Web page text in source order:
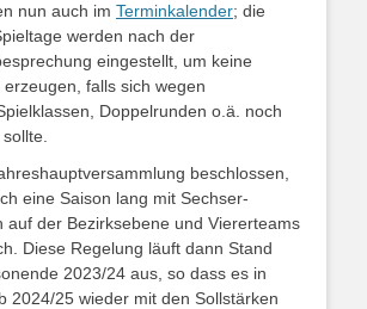
nun auch im Terminkalender; die
werden nach der
eingestellt, um keine
falls sich wegen
Doppelrunden o.ä. noch
beschlossen,
eine Saison lang mit Sechser-
auf der Bezirksebene und Viererteams
Diese Regelung läuft dann Stand
2023/24 aus, so dass es in
2024/25 wieder mit den Sollstärken